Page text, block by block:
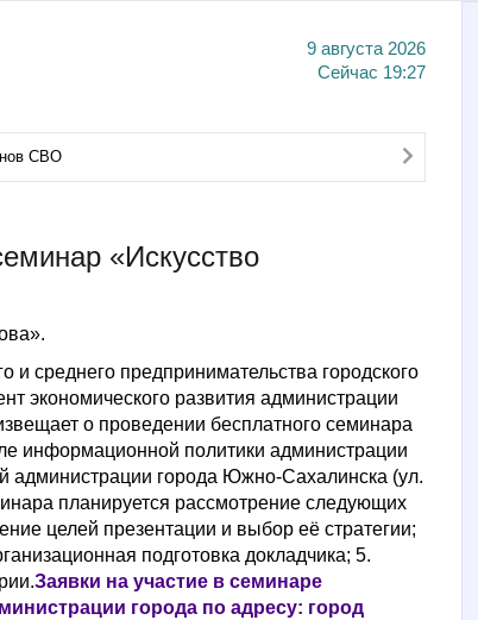
9 августа 2026
Сейчас 19:27
СВО
«Искусство
среднего предпринимательства городского
экономического развития администрации
о проведении бесплатного семинара
информационной политики администрации
администрации города Южно-Сахалинска (ул.
планируется рассмотрение следующих
целей презентации и выбор её стратегии;
подготовка докладчика; 5.
Заявки на участие в семинаре
города по адресу: город